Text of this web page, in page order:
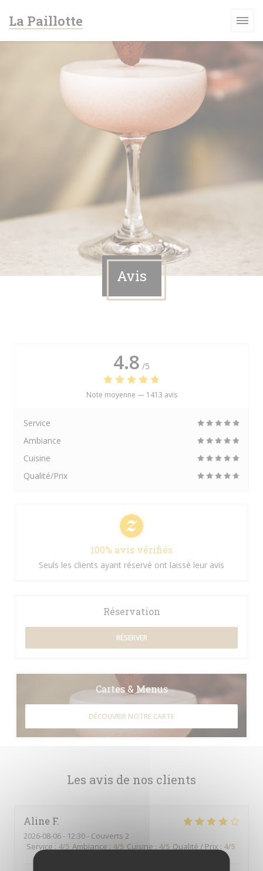
La Paillotte
Avis
Les avis de nos clients
Aline F
2026-08-06- 12:30 - Couverts 2
Service : 4/5 Ambiance : 4/5 Cuisine : 4/5 Qualité / Prix : 4/5
4.8 /5
Note moyenne — 1413 avis
Service
Ambiance
Cuisine
Qualité/Prix
100% avis vérifiés
Seuls les clients ayant réservé ont laissé leur avis
Réservation
RÉSERVER
Cartes & Menus
DÉCOUVRIR NOTRE CARTE